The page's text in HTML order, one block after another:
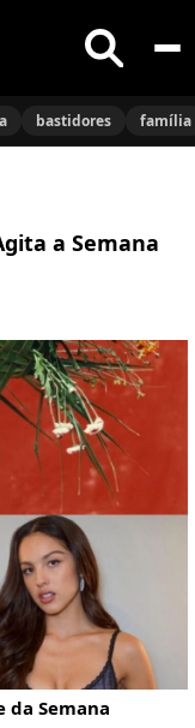
Buscar
no
bastidores família
a Semana
da Semana